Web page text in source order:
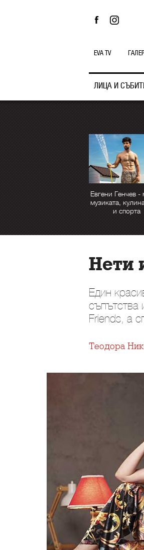
ЛИЦА И
EVA TV
Евгени Генчев -
музиката,
и спорта
Нети
Един
съпътства
Friends, а
Теодора